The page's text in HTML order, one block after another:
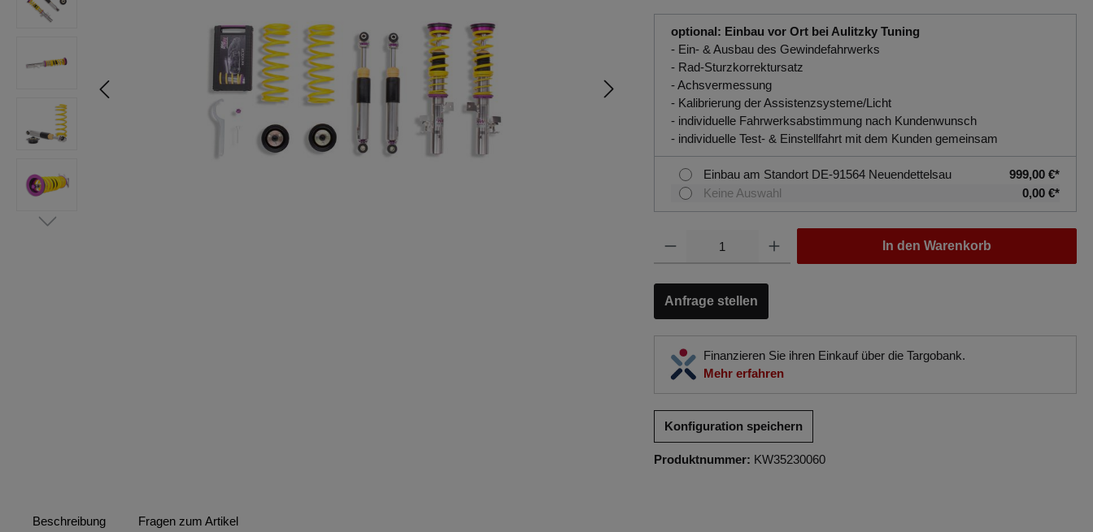
optional: Einbau vor Ort bei Aulitzky Tuning
- Ein- & Ausbau des Gewindefahrwerks
- Rad-Sturzkorrektursatz
- Achsvermessung
- Kalibrierung der Assistenzsysteme/Licht
- individuelle Fahrwerksabstimmung nach Kundenwunsch
- individuelle Test- & Einstellfahrt mit dem Kunden gemeinsam
Einbau am Standort DE-91564 Neuendettelsau
999,00 €*
Keine Auswahl
0,00 €*
In den Warenkorb
Anfrage stellen
Finanzieren Sie ihren Einkauf über die Targobank.
Mehr erfahren
Konfiguration speichern
Produktnummer: KW35230060
Beschreibung Fragen zum Artikel